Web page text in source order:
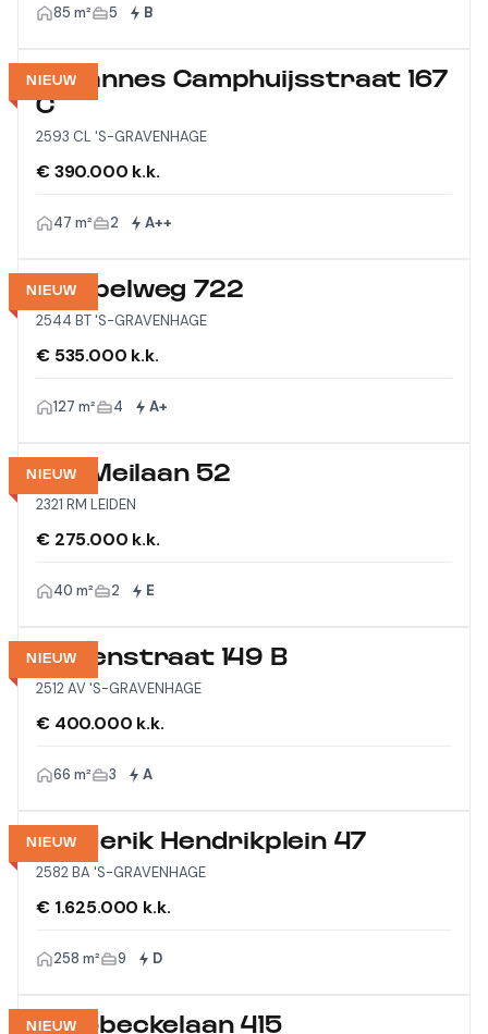
85 m² 5 B
NIEUW
Johannes Camphuijsstraat 167
C
2593 CL 'S-GRAVENHAGE
€ 390.000 k.k.
47 m² 2 A++
NIEUW
Meppelweg 722
2544 BT 'S-GRAVENHAGE
€ 535.000 k.k.
127 m² 4 A+
NIEUW
Vijf Meilaan 52
2321 RM LEIDEN
€ 275.000 k.k.
40 m² 2 E
NIEUW
Wagenstraat 149 B
2512 AV 'S-GRAVENHAGE
€ 400.000 k.k.
66 m² 3 A
NIEUW
Frederik Hendrikplein 47
2582 BA 'S-GRAVENHAGE
€ 1.625.000 k.k.
258 m² 9 D
NIEUW
Thorbeckelaan 415